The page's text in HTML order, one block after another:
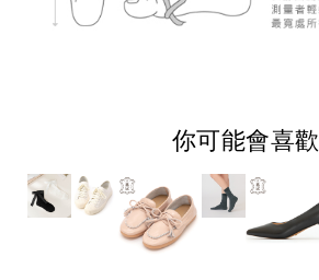
你可能會喜歡